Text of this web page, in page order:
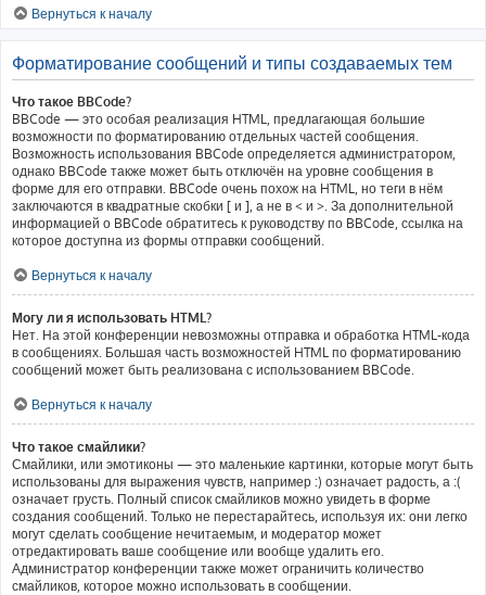
Вернуться к началу
Форматирование сообщений и типы создаваемых тем
Что такое BBCode?
BBCode — это особая реализация HTML, предлагающая большие
возможности по форматированию отдельных частей сообщения.
Возможность использования BBCode определяется администратором,
однако BBCode также может быть отключён на уровне сообщения в
форме для его отправки. BBCode очень похож на HTML, но теги в нём
заключаются в квадратные скобки [ и ], а не в < и >. За дополнительной
информацией о BBCode обратитесь к руководству по BBCode, ссылка на
которое доступна из формы отправки сообщений.
Вернуться к началу
Могу ли я использовать HTML?
Нет. На этой конференции невозможны отправка и обработка HTML-кода
в сообщениях. Большая часть возможностей HTML по форматированию
сообщений может быть реализована с использованием BBCode.
Вернуться к началу
Что такое смайлики?
Смайлики, или эмотиконы — это маленькие картинки, которые могут быть
использованы для выражения чувств, например :) означает радость, а :(
означает грусть. Полный список смайликов можно увидеть в форме
создания сообщений. Только не перестарайтесь, используя их: они легко
могут сделать сообщение нечитаемым, и модератор может
отредактировать ваше сообщение или вообще удалить его.
Администратор конференции также может ограничить количество
смайликов, которое можно использовать в сообщении.